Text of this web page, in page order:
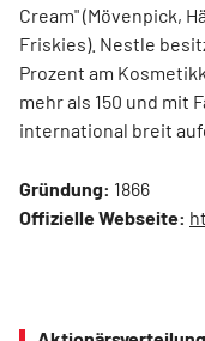
Cream" (Mövenpick,
Friskies). Nestle
Prozent am
mehr als 150 und mit
international breit
Gründung: 1866
Offizielle Webseite: